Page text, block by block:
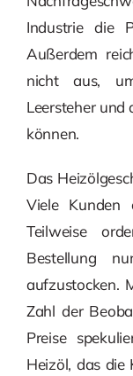
Industrie die
Außerdem
nicht aus,
Leersteher und
können.
Das
Viele
Teilweise
Bestellung
aufzustocken.
Zahl der
Preise
Heizöl, das die